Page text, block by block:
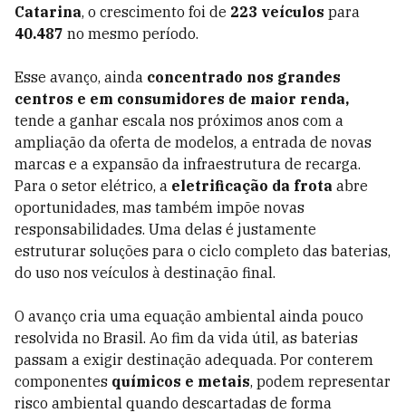
Catarina, o crescimento foi de 223 veículos para
40.487 no mesmo período.
Esse avanço, ainda concentrado nos grandes
centros e em consumidores de maior renda,
tende a ganhar escala nos próximos anos com a
ampliação da oferta de modelos, a entrada de novas
marcas e a expansão da infraestrutura de recarga.
Para o setor elétrico, a eletrificação da frota abre
oportunidades, mas também impõe novas
responsabilidades. Uma delas é justamente
estruturar soluções para o ciclo completo das baterias,
do uso nos veículos à destinação final.
O avanço cria uma equação ambiental ainda pouco
resolvida no Brasil. Ao fim da vida útil, as baterias
passam a exigir destinação adequada. Por conterem
componentes químicos e metais, podem representar
risco ambiental quando descartadas de forma